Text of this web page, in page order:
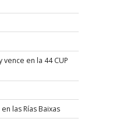
en la 44 CUP
las Rías Baixas